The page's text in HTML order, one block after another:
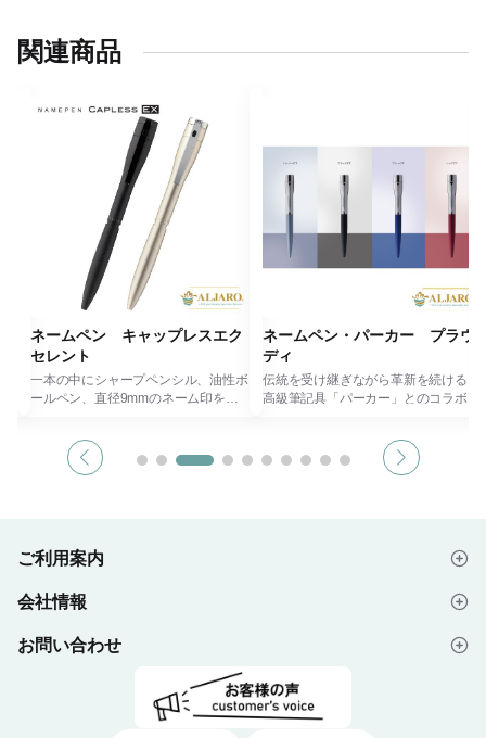
関連商品
ネームペン キャップレスエク
セレント
一本の中にシャープペンシル、油性ボ
ールペン、直径9mmのネーム印を内
インです。 印面キャップのオープ
ン・クローズは、指一本でできるワン
本体と印面を合わせてお求めくださ
※本体のみ、印面のみではお使いいた
印面部には既製品と別注品がございま
す。
※既製品にないお名前は別注品扱いに
お名前が既製品・別注品どちらに該当
ネームペン・パーカー プラウ
ディ
伝統を受け継ぎながら革新を続ける、
高級筆記具「パーカー」とのコラボレ
ーならではの滑らかな書き心地と、シ
ヤチハタが誇る美しいなつ印性が一本
る、誇り高くお使いいただける一本で
本体と印面を合わせてお求めくださ
だけません。
印面部には既製品と別注品がございま
ご利用案内
はじめての方へ
ご注文の流れ
デザイン入稿データについて
会社情報
会社概要
プライバシーポリシー
お問い合わせ